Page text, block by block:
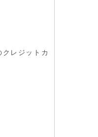
クレジットカ